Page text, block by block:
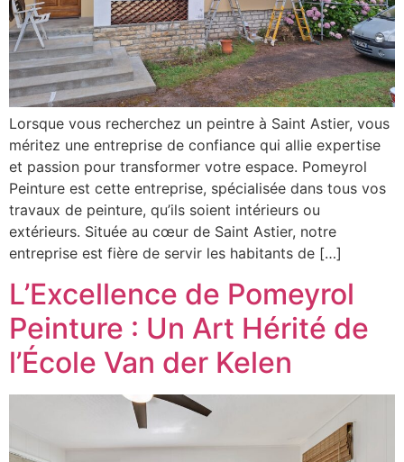
Lorsque vous recherchez un peintre à Saint Astier, vous
méritez une entreprise de confiance qui allie expertise
et passion pour transformer votre espace. Pomeyrol
Peinture est cette entreprise, spécialisée dans tous vos
travaux de peinture, qu’ils soient intérieurs ou
extérieurs. Située au cœur de Saint Astier, notre
entreprise est fière de servir les habitants de […]
L’Excellence de Pomeyrol
Peinture : Un Art Hérité de
l’École Van der Kelen